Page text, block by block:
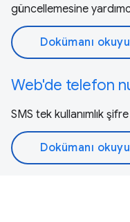
güncellemesine
Dokümanı
Web'de telefon
SMS tek kullanımlık
Dokümanı